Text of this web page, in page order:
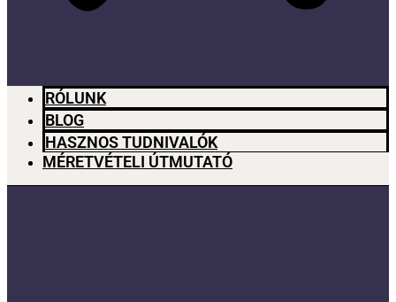
RÓLUNK
BLOG
HASZNOS TUDNIVALÓK
MÉRETVÉTELI ÚTMUTATÓ